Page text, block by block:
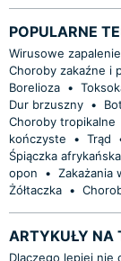
POPULARNE
Wirusowe
Choroby zakaźne i
Borelioza •
Dur brzuszny •
Choroby tropikalne
kończyste
• Trąd
Śpiączka afrykańska
opon
• Zakażania
Żółtaczka •
ARTYKUŁY NA
Dlaczego lepiej nie